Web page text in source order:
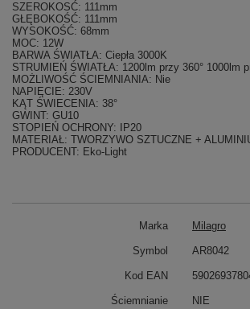
SZEROKOSĆ: 111mm
GŁĘBOKOŚĆ: 111mm
WYSOKOŚĆ: 68mm
MOC: 12W
BARWA ŚWIATŁA: Ciepła 3000K
STRUMIEŃ ŚWIATŁA: 1200lm przy 360° 1000lm
MOŻLIWOŚĆ ŚCIEMNIANIA: Nie
NAPIĘCIE: 230V
KĄT ŚWIECENIA: 38°
GWINT: GU10
STOPIEŃ OCHRONY: IP20
MATERIAŁ: TWORZYWO SZTUCZNE +
PRODUCENT: Eko-Light
Marka Milagro
Symbol AR8042
Kod EAN
Ściemnianie NIE